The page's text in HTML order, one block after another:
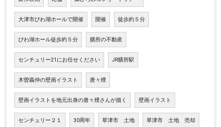
大津市びわ湖ホールで開催 開催 徒歩約５分
びわ湖ホール徒歩約５分 膳所の不動産
センチュリー21にお任せください JR膳所駅
木曽義仲の壁画イラスト 唐々煙
壁画イラストを地元出身の唐々煙さんが描く 壁画イラスト
センチュリー２１ 30周年 草津市 土地 草津市 土地 売却